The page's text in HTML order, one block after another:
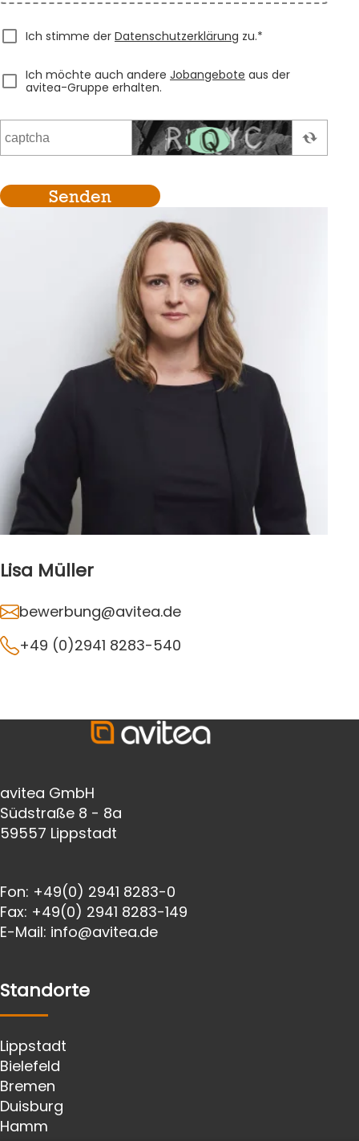
Lisa Müller
bewerbung@avitea.de
+49 (0)2941 8283-540
Ich stimme der Datenschutzerklärung zu.*
Ich möchte auch andere Jobangebote aus der
avitea-Gruppe erhalten.
Senden
avitea GmbH
Südstraße 8 - 8a
59557 Lippstadt
Fon: +49(0) 2941 8283-0
Fax: +49(0) 2941 8283-149
E-Mail: info@avitea.de
Standorte
Lippstadt
Bielefeld
Bremen
Duisburg
Hamm